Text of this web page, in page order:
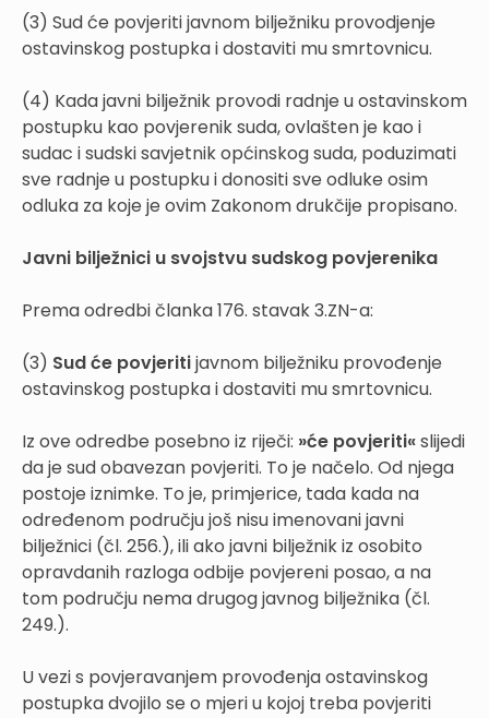
(3) Sud će povjeriti javnom bilježniku provodjenje
ostavinskog postupka i dostaviti mu smrtovnicu.
(4) Kada javni bilježnik provodi radnje u ostavinskom
postupku kao povjerenik suda, ovlašten je kao i
sudac i sudski savjetnik općinskog suda, poduzimati
sve radnje u postupku i donositi sve odluke osim
odluka za koje je ovim Zakonom drukčije propisano.
Javni bilježnici u svojstvu sudskog povjerenika
Prema odredbi članka 176. stavak 3.ZN-a:
(3) Sud će povjeritijavnom bilježniku provođenje
ostavinskog postupka i dostaviti mu smrtovnicu.
Iz ove odredbe posebno iz riječi: »će povjeriti«slijedi
da je sud obavezan povjeriti. To je načelo. Od njega
postoje iznimke. To je, primjerice, tada kada na
određenom području još nisu imenovani javni
bilježnici (čl. 256.), ili ako javni bilježnik iz osobito
opravdanih razloga odbije povjereni posao, a na
tom području nema drugog javnog bilježnika (čl.
249.).
U vezi s povjeravanjem provođenja ostavinskog
postupka dvojilo se o mjeri u kojoj treba povjeriti